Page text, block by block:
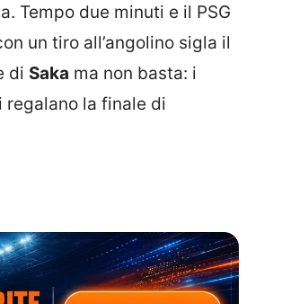
Tempo due minuti e il PSG
un tiro all’angolino sigla il
di Saka ma non basta: i
la finale di